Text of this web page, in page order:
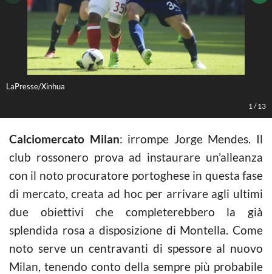
LaPresse/Xinhua
1 /13
Calciomercato Milan: irrompe Jorge Mendes. Il
club rossonero prova ad instaurare un’alleanza
con il noto procuratore portoghese in questa fase
di mercato, creata ad hoc per arrivare agli ultimi
due obiettivi che completerebbero la già
splendida rosa a disposizione di Montella. Come
noto serve un centravanti di spessore al nuovo
Milan, tenendo conto della sempre più probabile